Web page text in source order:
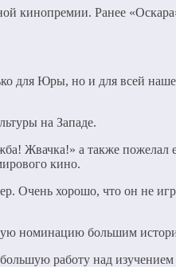
кинопремии. Ранее
для Юры, но и для всей
на Западе.
Жвачка!» а также пожелал
кино.
Очень хорошо, что он не
номинацию большим
работу над изучением